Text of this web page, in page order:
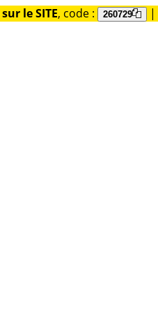
le SITE, code : 260729 |